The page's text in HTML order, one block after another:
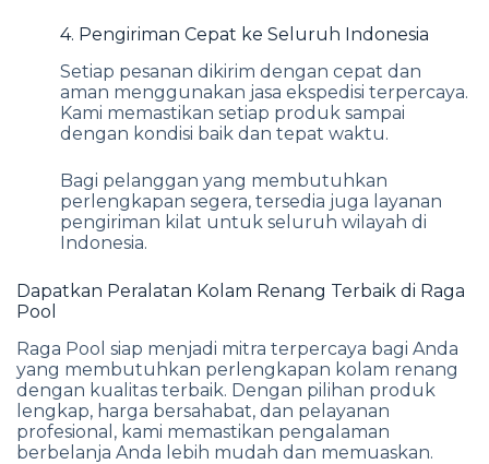
4. Pengiriman Cepat ke Seluruh Indonesia
Setiap pesanan dikirim dengan cepat dan
aman menggunakan jasa ekspedisi terpercaya.
Kami memastikan setiap produk sampai
dengan kondisi baik dan tepat waktu.
Bagi pelanggan yang membutuhkan
perlengkapan segera, tersedia juga layanan
pengiriman kilat untuk seluruh wilayah di
Indonesia.
Dapatkan Peralatan Kolam Renang Terbaik di Raga
Pool
Raga Pool siap menjadi mitra terpercaya bagi Anda
yang membutuhkan perlengkapan kolam renang
dengan kualitas terbaik. Dengan pilihan produk
lengkap, harga bersahabat, dan pelayanan
profesional, kami memastikan pengalaman
berbelanja Anda lebih mudah dan memuaskan.